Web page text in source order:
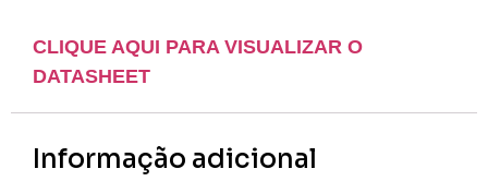
CLIQUE AQUI PARA VISUALIZAR O
DATASHEET
Informação adicional